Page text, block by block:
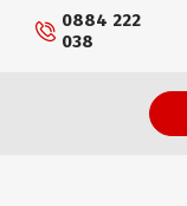
0884 222
038